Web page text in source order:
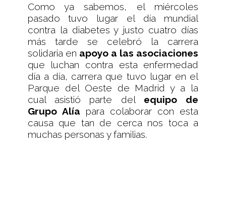
Como ya sabemos, el miércoles
pasado tuvo lugar el día mundial
contra la diabetes y justo cuatro días
más tarde se celebró la carrera
solidaria en apoyo a las asociaciones
que luchan contra esta enfermedad
día a día, carrera que tuvo lugar en el
Parque del Oeste de Madrid y a la
cual asistió parte del equipo de
Grupo Alía para colaborar con esta
causa que tan de cerca nos toca a
muchas personas y familias.